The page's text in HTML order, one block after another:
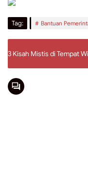
Tag: Bantuan
3 Kisah Mistis di Tempat